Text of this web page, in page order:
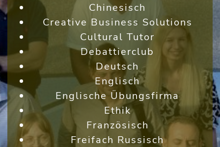
Chinesisch
Creative Business Solutions
Cultural Tutor
Debattierclub
Deutsch
Englisch
Englische Übungsfirma
Ethik
Französisch
Freifach Russisch